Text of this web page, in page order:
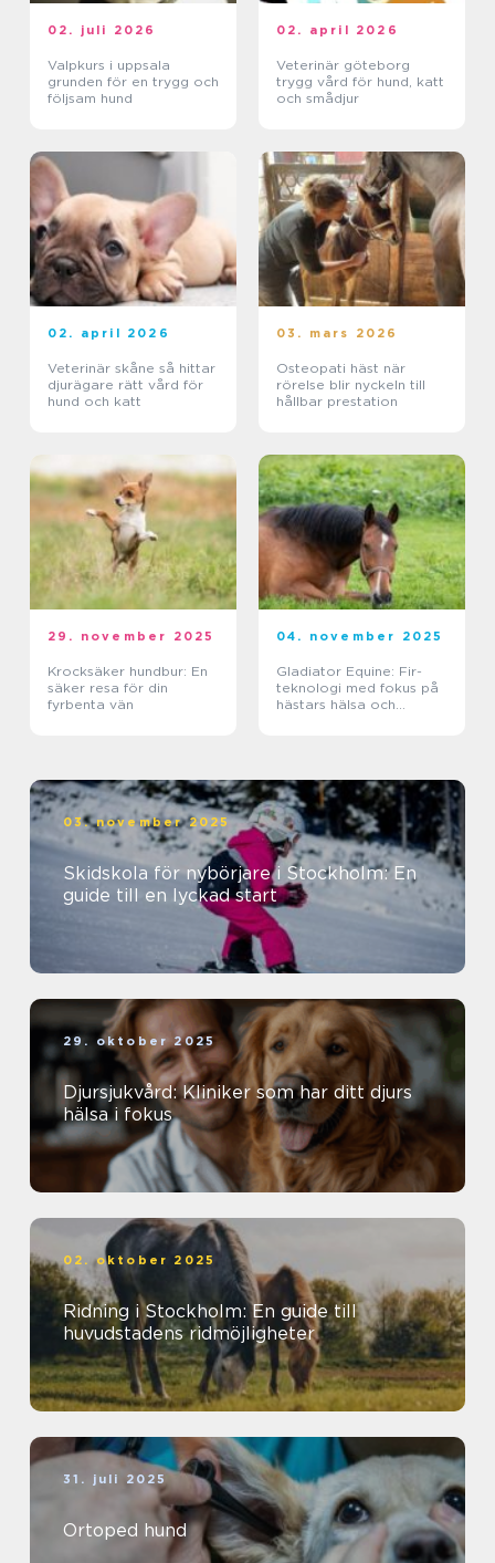
02. juli 2026
Valpkurs i uppsala
grunden för en trygg och
följsam hund
02. april 2026
Veterinär göteborg
trygg vård för hund, katt
och smådjur
02. april 2026
Veterinär skåne så hittar
djurägare rätt vård för
hund och katt
03. mars 2026
Osteopati häst när
rörelse blir nyckeln till
hållbar prestation
29. november 2025
Krocksäker hundbur: En
säker resa för din
fyrbenta vän
04. november 2025
Gladiator Equine: Fir-
teknologi med fokus på
hästars hälsa och
03. november 2025
Skidskola för nybörjare i Stockholm: En
guide till en lyckad start
29. oktober 2025
Djursjukvård: Kliniker som har ditt djurs
hälsa i fokus
02. oktober 2025
Ridning i Stockholm: En guide till
huvudstadens ridmöjligheter
31. juli 2025
Ortoped hund